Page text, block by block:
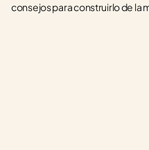
consejos para construirlo de la